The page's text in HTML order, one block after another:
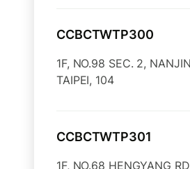
CCBCTWTP300
1F, NO.98 SEC. 2,
TAIPEI, 104
CCBCTWTP301
1F, NO.68 HENGYANG